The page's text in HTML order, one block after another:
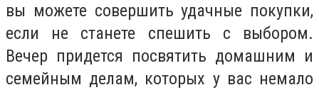
вы можете совершить удачные покупки,
если не станете спешить с выбором.
Вечер придется посвятить домашним и
семейным делам, которых у вас немало